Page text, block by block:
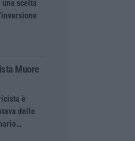
scelta
Muore
è
delle